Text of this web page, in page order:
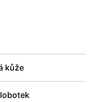
kůže